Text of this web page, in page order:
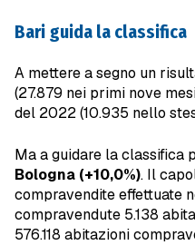
Bari guida la classifica
A mettere a segno un
(27.879 nei primi nove
del 2022 (10.935 nello
Ma a guidare la classifica
Bologna (+10,0%). Il
compravendite effettuate
compravendute 5.138
576.118 abitazioni